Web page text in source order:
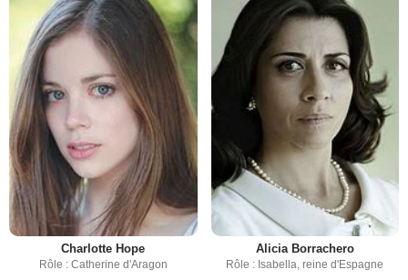
Charlotte Hope
Rôle : Catherine d'Aragon
Alicia Borrachero
Rôle : Isabella, reine d'Espagne